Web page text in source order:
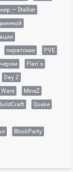
— Stalker
пиратские
PVE
Flan`s
Day Z
Wars
MineZ
Quake
BlockParty